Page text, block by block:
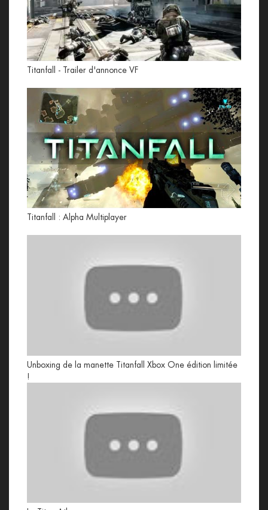
Titanfall - Trailer d'annonce VF
Titanfall : Alpha Multiplayer
Unboxing de la manette Titanfall Xbox One édition limitée